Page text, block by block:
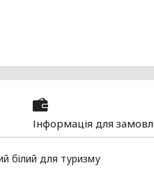
Інформація для
білий для туризму